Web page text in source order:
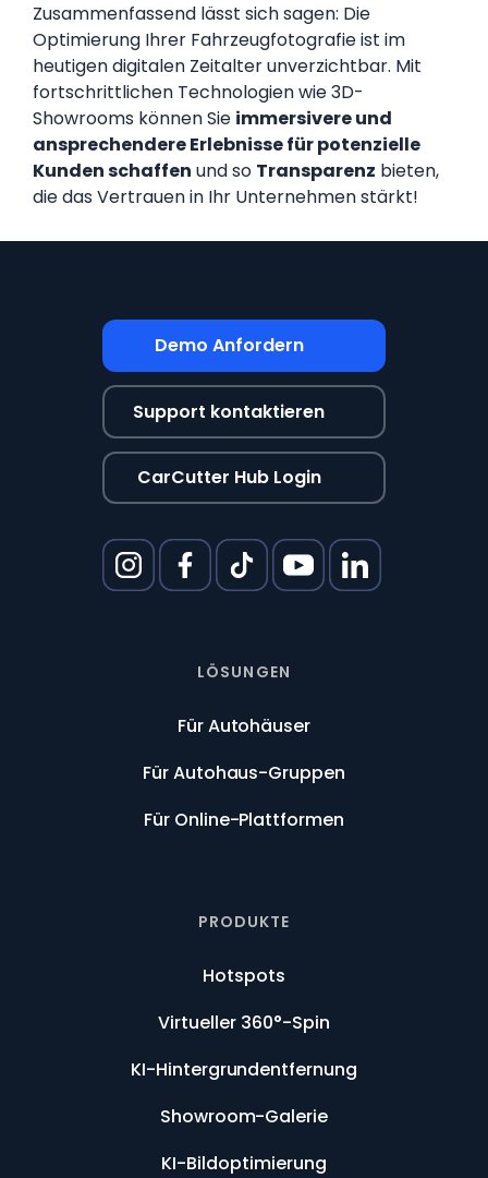
Zusammenfassend lässt sich sagen: Die
Optimierung Ihrer Fahrzeugfotografie ist im
heutigen digitalen Zeitalter unverzichtbar. Mit
fortschrittlichen Technologien wie 3D-
Showrooms können Sie immersivere und
ansprechendere Erlebnisse für potenzielle
Kunden schaffen und so Transparenz bieten,
die das Vertrauen in Ihr Unternehmen stärkt!
LÖSUNGEN
Für Autohäuser
Für Autohaus-Gruppen
Für Online-Plattformen
PRODUKTE
Hotspots
Virtueller 360°-Spin
KI-Hintergrundentfernung
Showroom-Galerie
KI-Bildoptimierung
Demo Anfordern
Support kontaktieren
CarCutter Hub Login